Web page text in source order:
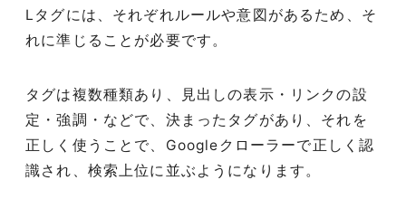
Lタグには、それぞれルールや意図があるため、そ
れに準じることが必要です。
タグは複数種類あり、見出しの表示・リンクの設
定・強調・などで、決まったタグがあり、それを
正しく使うことで、Googleクローラーで正しく認
識され、検索上位に並ぶようになります。